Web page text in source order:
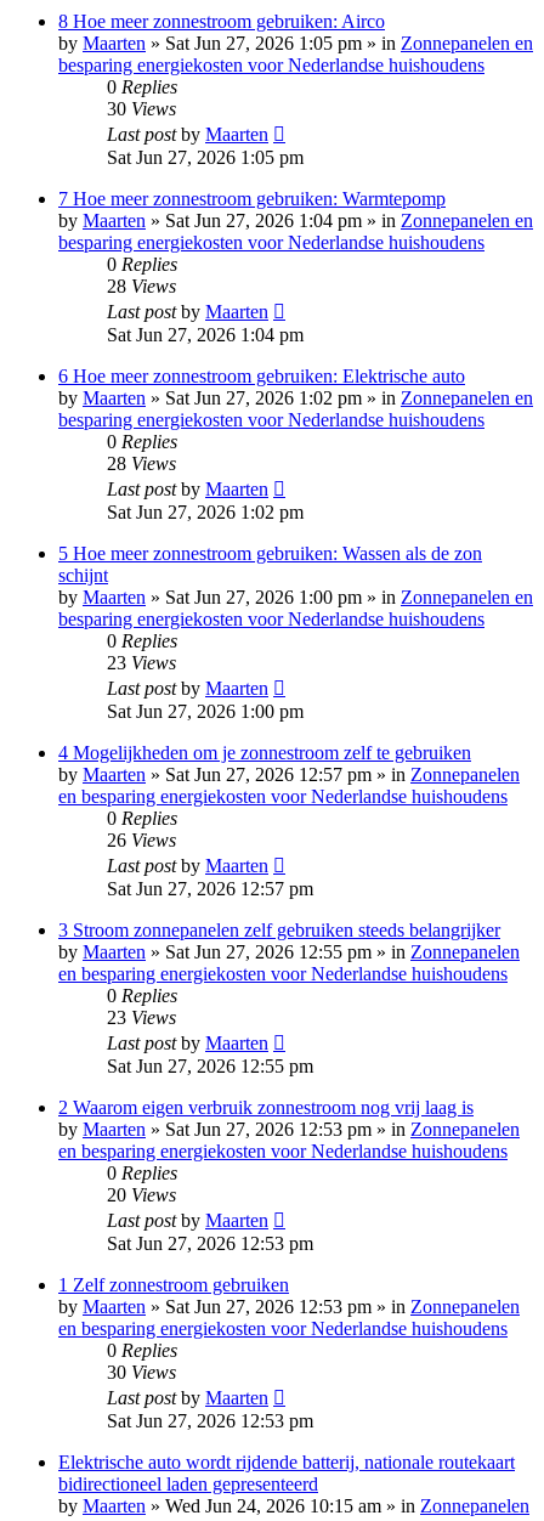
8 Hoe meer zonnestroom gebruiken: Airco
by Maarten » Sat Jun 27, 2026 1:05 pm » in Zonnepanelen en
besparing energiekosten voor Nederlandse huishoudens
0 Replies
30 Views
Last postby Maarten
Sat Jun 27, 2026 1:05 pm
7 Hoe meer zonnestroom gebruiken: Warmtepomp
by Maarten » Sat Jun 27, 2026 1:04 pm » in Zonnepanelen en
besparing energiekosten voor Nederlandse huishoudens
0 Replies
28 Views
Last postby Maarten
Sat Jun 27, 2026 1:04 pm
6 Hoe meer zonnestroom gebruiken: Elektrische auto
by Maarten » Sat Jun 27, 2026 1:02 pm » in Zonnepanelen en
besparing energiekosten voor Nederlandse huishoudens
0 Replies
28 Views
Last postby Maarten
Sat Jun 27, 2026 1:02 pm
5 Hoe meer zonnestroom gebruiken: Wassen als de zon
schijnt
by Maarten » Sat Jun 27, 2026 1:00 pm » in Zonnepanelen en
besparing energiekosten voor Nederlandse huishoudens
0 Replies
23 Views
Last postby Maarten
Sat Jun 27, 2026 1:00 pm
4 Mogelijkheden om je zonnestroom zelf te gebruiken
by Maarten » Sat Jun 27, 2026 12:57 pm » in Zonnepanelen
en besparing energiekosten voor Nederlandse huishoudens
0 Replies
26 Views
Last postby Maarten
Sat Jun 27, 2026 12:57 pm
3 Stroom zonnepanelen zelf gebruiken steeds belangrijker
by Maarten » Sat Jun 27, 2026 12:55 pm » in Zonnepanelen
en besparing energiekosten voor Nederlandse huishoudens
0 Replies
23 Views
Last postby Maarten
Sat Jun 27, 2026 12:55 pm
2 Waarom eigen verbruik zonnestroom nog vrij laag is
by Maarten » Sat Jun 27, 2026 12:53 pm » in Zonnepanelen
en besparing energiekosten voor Nederlandse huishoudens
0 Replies
20 Views
Last postby Maarten
Sat Jun 27, 2026 12:53 pm
1 Zelf zonnestroom gebruiken
by Maarten » Sat Jun 27, 2026 12:53 pm » in Zonnepanelen
en besparing energiekosten voor Nederlandse huishoudens
0 Replies
30 Views
Last postby Maarten
Sat Jun 27, 2026 12:53 pm
Elektrische auto wordt rijdende batterij, nationale routekaart
bidirectioneel laden gepresenteerd
by Maarten » Wed Jun 24, 2026 10:15 am » in Zonnepanelen